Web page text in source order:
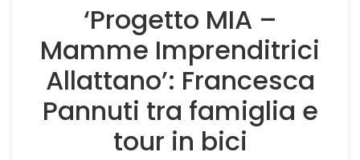
‘Progetto MIA –
Mamme Imprenditrici
Allattano’: Francesca
Pannuti tra famiglia e
tour in bici